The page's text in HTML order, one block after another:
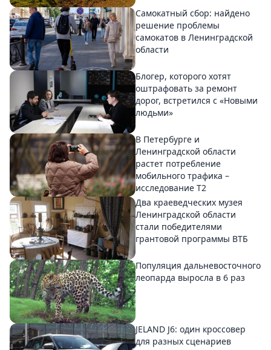
Самокатный сбор: найдено
решение проблемы
самокатов в Ленинградской
области
Блогер, которого хотят
оштрафовать за ремонт
дорог, встретился с «Новыми
людьми»
В Петербурге и
Ленинградской области
растет потребление
мобильного трафика –
исследование T2
Два краеведческих музея
Ленинградской области
стали победителями
грантовой программы ВТБ
Популяция дальневосточного
леопарда выросла в 6 раз
JELAND J6: один кроссовер
для разных сценариев